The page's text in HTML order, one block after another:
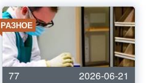
РАЗНОЕ
77
2026-06-21